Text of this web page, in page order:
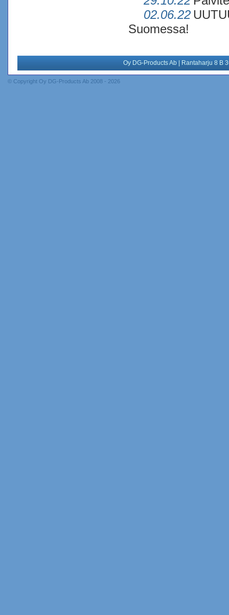
02.06.22
Suomessa!
Oy DG-Products Ab | Rantaharju 8 B
© Copyright Oy DG-Products Ab 2008 - 2026